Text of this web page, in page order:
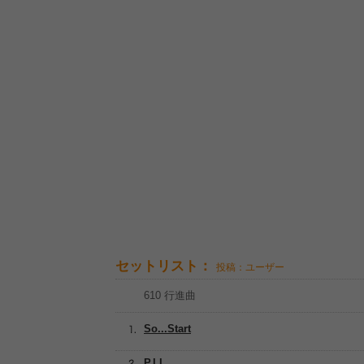
セットリスト： 投稿：ユーザー
610 行進曲
So...Start